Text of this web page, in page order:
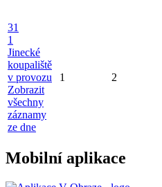
31
1
Jinecké
koupaliště
v provozu
Zobrazit
všechny
záznamy
ze dne
1 2
Mobilní aplikace